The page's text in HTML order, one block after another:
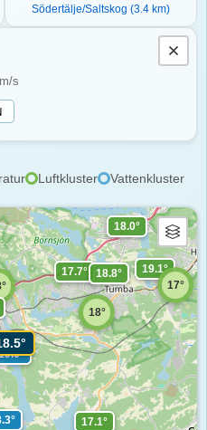
Södertälje/Saltskog (3.4 km)
m/s
Luftkluster
Vattenkluster
17.1°
18.0°
18.8°
17.7°
18°
19.1°
17°